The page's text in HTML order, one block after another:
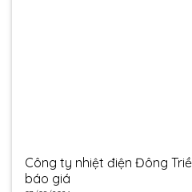
Công ty nhiệt điện Đông
báo giá